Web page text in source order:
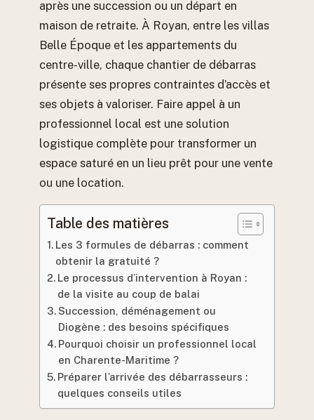
après une succession ou un départ en
maison de retraite. À Royan, entre les villas
Belle Époque et les appartements du
centre-ville, chaque chantier de débarras
présente ses propres contraintes d’accès et
ses objets à valoriser. Faire appel à un
professionnel local est une solution
logistique complète pour transformer un
espace saturé en un lieu prêt pour une vente
ou une location.
Table des matières
Les 3 formules de débarras : comment
obtenir la gratuité ?
Le processus d’intervention à Royan :
de la visite au coup de balai
Succession, déménagement ou
Diogène : des besoins spécifiques
Pourquoi choisir un professionnel local
en Charente-Maritime ?
Préparer l’arrivée des débarrasseurs :
quelques conseils utiles